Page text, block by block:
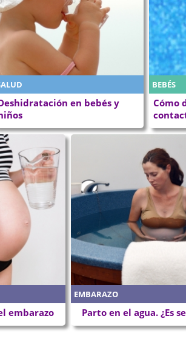
en bebés y
BEBÉS
Cómo
embarazo
EMBARAZO
Parto en el agua. ¿Es